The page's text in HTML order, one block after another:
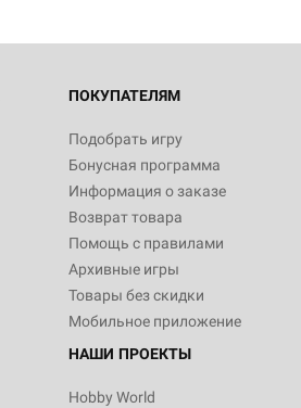
ПОКУПАТЕЛЯМ
Подобрать игру
Бонусная программа
Информация о заказе
Возврат товара
Помощь с правилами
Архивные игры
Товары без скидки
Мобильное приложение
НАШИ ПРОЕКТЫ
Hobby World